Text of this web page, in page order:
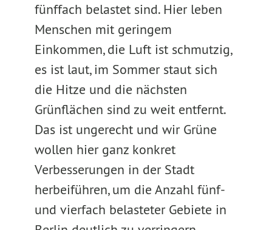
fünffach belastet sind. Hier leben
Menschen mit geringem
Einkommen, die Luft ist schmutzig,
es ist laut, im Sommer staut sich
die Hitze und die nächsten
Grünflächen sind zu weit entfernt.
Das ist ungerecht und wir Grüne
wollen hier ganz konkret
Verbesserungen in der Stadt
herbeiführen, um die Anzahl fünf-
und vierfach belasteter Gebiete in